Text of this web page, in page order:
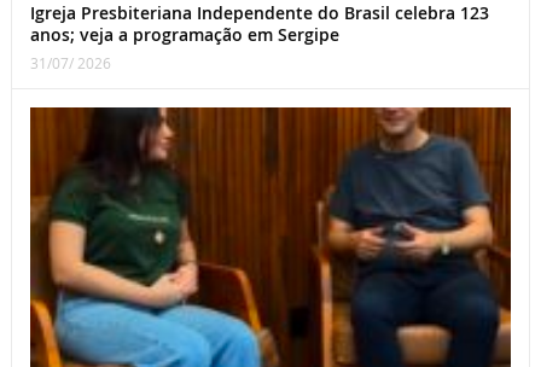
Igreja Presbiteriana Independente do Brasil celebra 123
anos; veja a programação em Sergipe
31/07/ 2026